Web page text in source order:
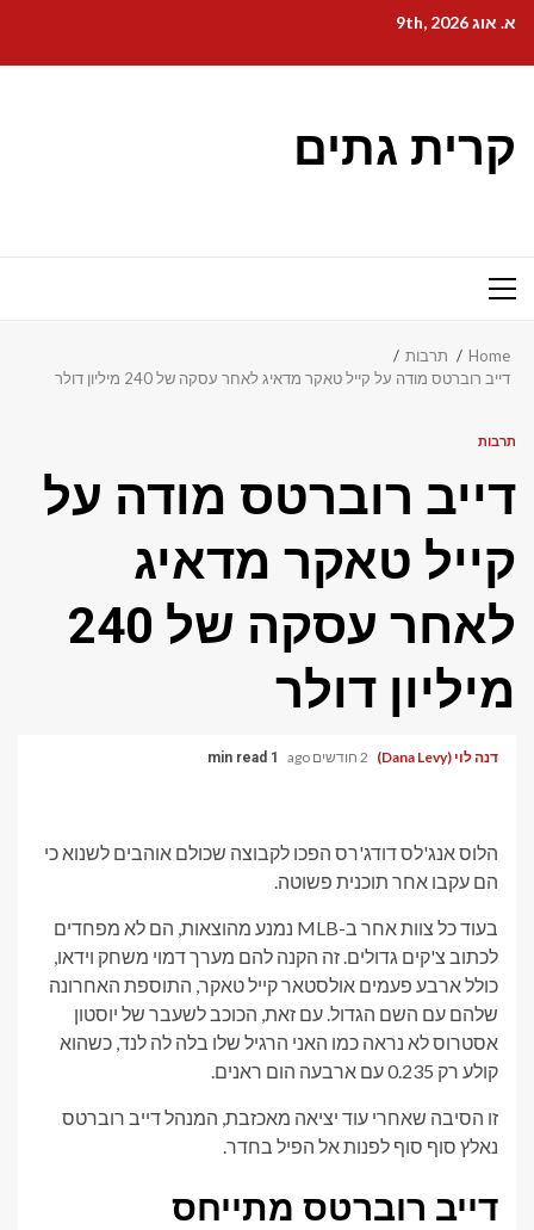
content
א. אוג 9th, 2026
קרית גתים
Primary
Home
תרבות
דייב רוברטס מודה על קייל טאקר מדאיג לאחר עסקה של 240 מיליון דולר
תרבות
דייב רוברטס מודה על
קייל טאקר מדאיג
לאחר עסקה של 240
מיליון דולר
דנה לוי (Dana Levy) 2 חודשים ago 1 min read
הלוס אנג'לס דודג'רס הפכו לקבוצה שכולם אוהבים לשנוא כי
הם עקבו אחר תוכנית פשוטה.
בעוד כל צוות אחר ב-MLB נמנע מהוצאות, הם לא מפחדים
לכתוב צ'קים גדולים. זה הקנה להם מערך דמוי משחק וידאו,
כולל ארבע פעמים אולסטאר קייל טאקר, התוספת האחרונה
שלהם עם השם הגדול. עם זאת, הכוכב לשעבר של יוסטון
אסטרוס לא נראה כמו האני הרגיל שלו בלה לה לנד, כשהוא
קולע רק 0.235 עם ארבעה הום ראנים.
זו הסיבה שאחרי עוד יציאה מאכזבת, המנהל דייב רוברטס
נאלץ סוף סוף לפנות אל הפיל בחדר.
דייב רוברטס מתייחס